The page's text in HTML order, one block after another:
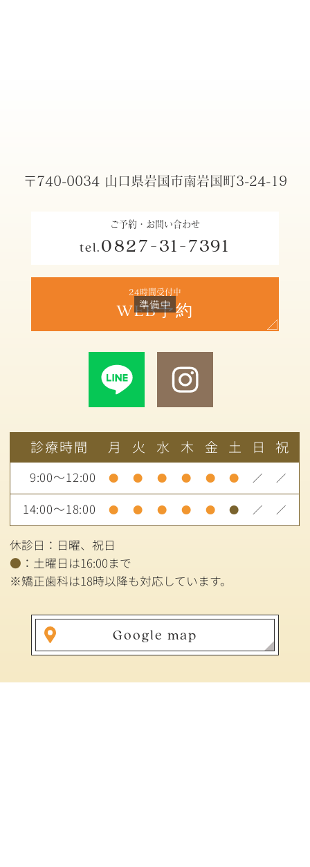
〒740-0034 山口県岩国市南岩国町3-24-19
ご予約・お問い合わせ
tel.0827-31-7391
24時間受付中
WEB予約
診療時間 月 火 水 木 金 土 日 祝
9:00～12:00 ● ● ● ● ● ● ／ ／
14:00～18:00 ● ● ● ● ● ● ／ ／
休診日：日曜、祝日
● ：土曜日は16:00まで
※矯正歯科は18時以降も対応しています。
Google map